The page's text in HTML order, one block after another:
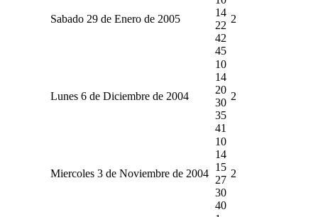
Sabado 29 de Enero de 2005
14
22
42
45
2
Lunes 6 de Diciembre de 2004
10
14
20
30
35
41
2
Miercoles 3 de Noviembre de 2004
10
14
15
27
30
40
2